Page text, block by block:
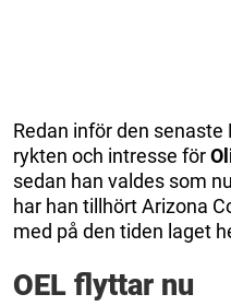
Redan inför den
rykten och intresse för
sedan han valdes som
har han tillhört Arizona
med på den tiden laget
OEL flyttar nu